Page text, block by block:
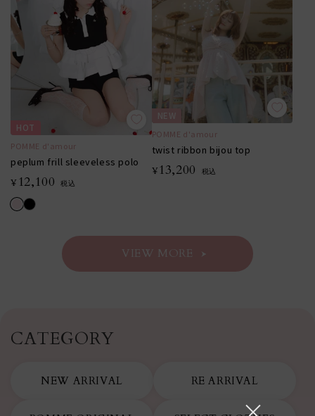
HOT
POMME d'amour
peplum frill sleeveless polo
¥ 12,100 税込
NEW
POMME d'amour
twist ribbon bijou top
¥13,200 税込
VIEW MORE
CATEGORY
NEW ARRIVAL RE ARRIVAL